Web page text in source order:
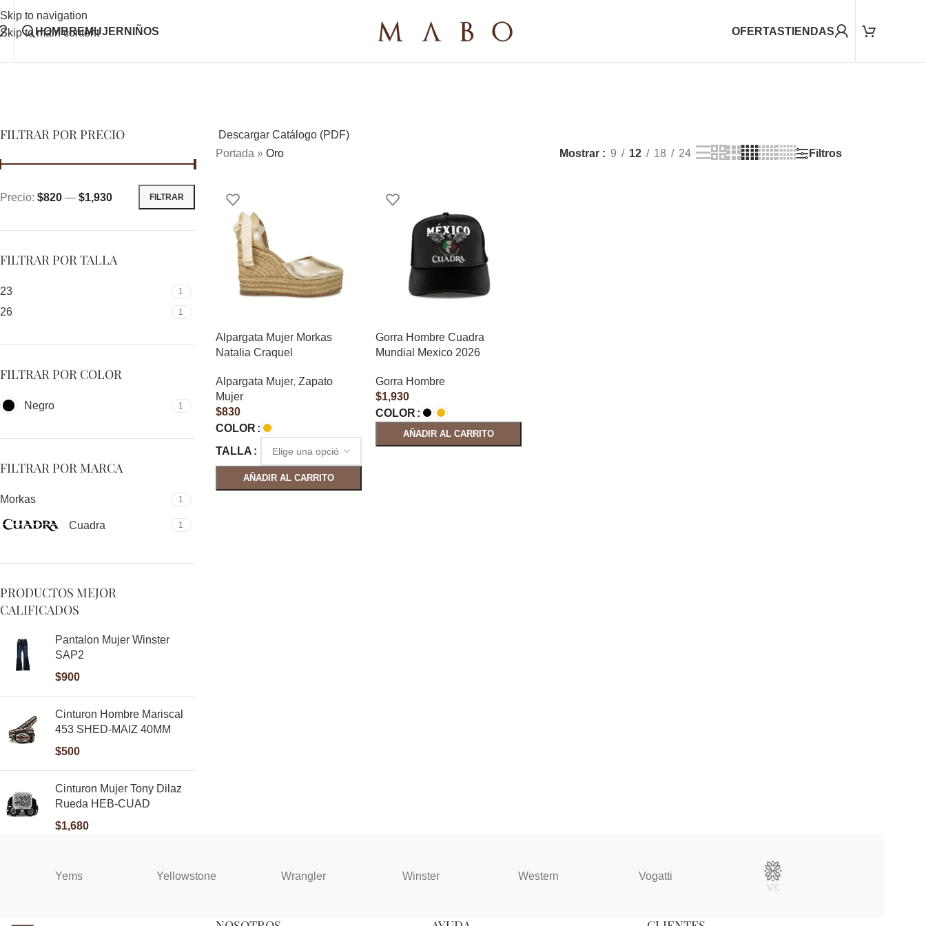
Skip to navigation
Skip to main content
HOMBREMUJER NIÑOS OFERTASTIENDAS
FILTRAR POR PRECIO
FILTRAR
Precio: $820 — $1,930
FILTRAR POR TALLA
23 1
26 1
FILTRAR POR COLOR
Negro 1
FILTRAR POR MARCA
Morkas 1
Cuadra 1
PRODUCTOS MEJOR
CALIFICADOS
Pantalon Mujer Winster
SAP2
$900
Cinturon Hombre Mariscal
453 SHED-MAIZ 40MM
$500
Cinturon Mujer Tony Dilaz
Rueda HEB-CUAD
$1,680
Descargar Catálogo (PDF)
Portada » Oro Mostrar 9 12 18 24 Filtros
Alpargata Mujer Morkas
Natalia Craquel
Alpargata Mujer, Zapato
Mujer
$830
COLOR
TALLA
AÑADIR AL CARRITO
Gorra Hombre Cuadra
Mundial Mexico 2026
Gorra Hombre
$1,930
COLOR
AÑADIR AL CARRITO
Yems Yellowstone Wrangler Winster Western Vogatti